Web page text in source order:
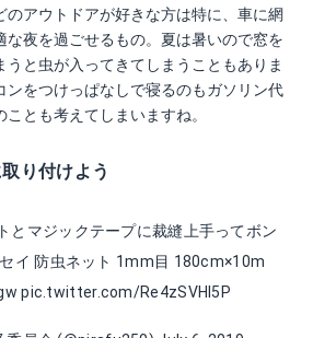
のアウトドアが好きな方は特に、車に網
な夜を過ごせるもの。夏は暑いので窓を
うと虫が入ってきてしまうこともありま
ンをつけっぱなしで寝るのもガソリン代
とも考えてしまいますね。
り付けよう
とマジックテープに裁縫上手ってボン
イ 防虫ネット 1mm目 180cm×10m
pic.twitter.com/Re4zSVHl5P